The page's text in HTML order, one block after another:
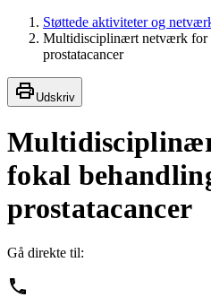
Støttede aktiviteter og
Multidisciplinært netværk for
prostatacancer
Udskriv
fokal
prostatacancer
Gå direkte til: